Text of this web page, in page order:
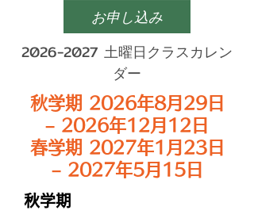
お申し込み
2026-2027 土曜日クラスカレン
ダー
秋学期 2026年8月29日
– 2026年12月12日
春学期 2027年1月23日
– 2027年5月15日
秋学期